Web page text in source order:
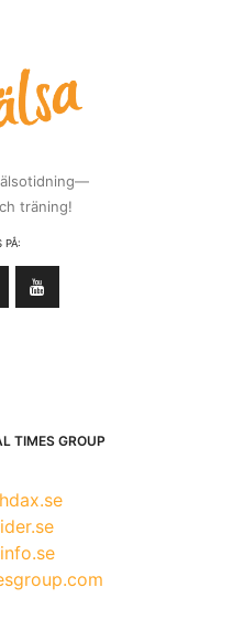
träning!
PÅ:
TIMES GROUP